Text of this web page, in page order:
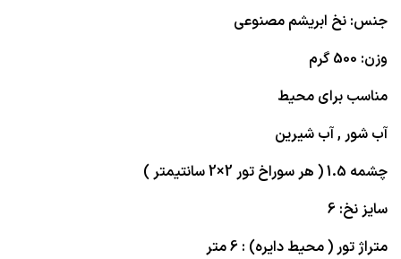
جنس: نخ ابریشم مصنوعی
وزن: 500 گرم
مناسب برای محیط
آب شور , آب شیرین
چشمه 1.5 ( هر سوراخ تور 2×2 سانتیمتر )
سایز نخ: 6
متراژ تور ( محیط دایره) : 6 متر